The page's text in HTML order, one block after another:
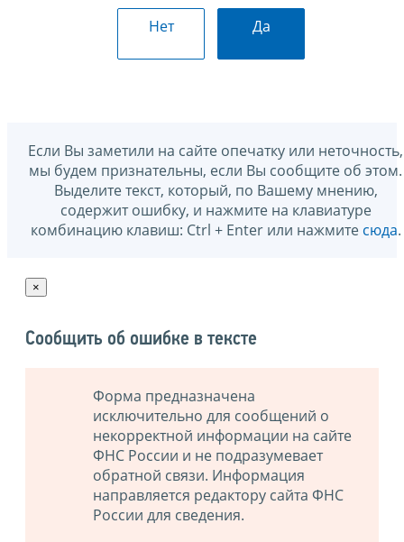
Нет Да
Если Вы заметили на сайте опечатку или неточность,
мы будем признательны, если Вы сообщите об этом.
Выделите текст, который, по Вашему мнению,
содержит ошибку, и нажмите на клавиатуре
комбинацию клавиш: Ctrl + Enter или нажмите сюда.
×
Сообщить об ошибке в тексте
Форма предназначена
исключительно для сообщений о
некорректной информации на сайте
ФНС России и не подразумевает
обратной связи. Информация
направляется редактору сайта ФНС
России для сведения.